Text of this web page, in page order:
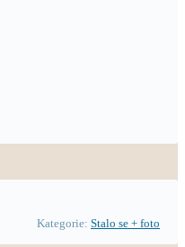
Kategorie: Stalo se + foto